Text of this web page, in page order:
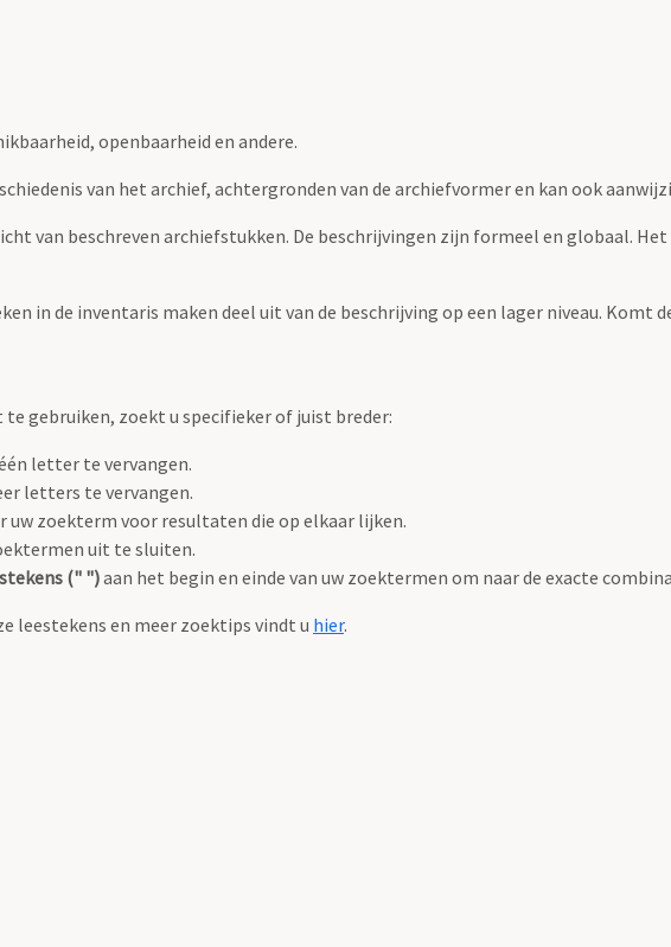
openbaarheid en andere.
van het archief, achtergronden van de archiefvormer en kan ook
van beschreven archiefstukken. De beschrijvingen zijn formeel en globaal. Het
in de inventaris maken deel uit van de beschrijving op een lager niveau. Komt
gebruiken, zoekt u specifieker of juist breder:
letter te vervangen.
letters te vervangen.
uw zoekterm voor resultaten die op elkaar lijken.
uit te sluiten.
(" ")aan het begin en einde van uw zoektermen om naar de exacte
leestekens en meer zoektips vindt u hier.